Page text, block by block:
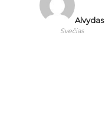
Alvydas
Svečias